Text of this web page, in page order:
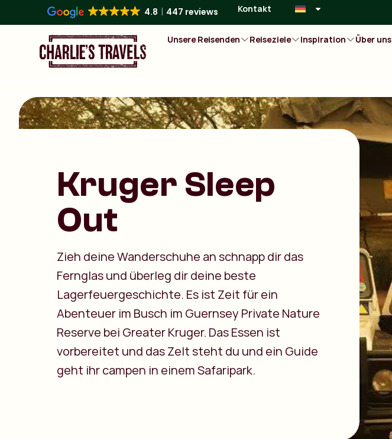
4.8 447 reviews Kontakt
Unsere Reisenden Reiseziele Inspiration Über uns
Kruger Sleep
Out
Zieh deine Wanderschuhe an schnapp dir das
Fernglas und überleg dir deine beste
Lagerfeuergeschichte. Es ist Zeit für ein
Abenteuer im Busch im Guernsey Private Nature
Reserve bei Greater Kruger. Das Essen ist
vorbereitet und das Zelt steht du und ein Guide
geht ihr campen in einem Safaripark.